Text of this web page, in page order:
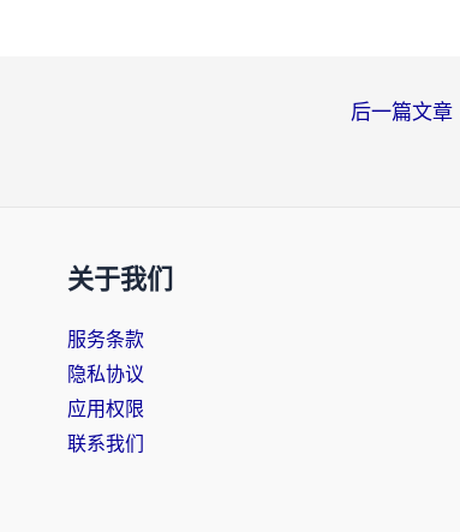
后一篇文章
关于我们
服务条款
隐私协议
应用权限
联系我们